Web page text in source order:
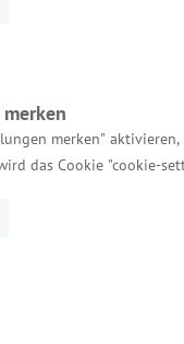
merken"
das Cookie "cookie-
und informiert
Uhr geöffnet.
Personen ab